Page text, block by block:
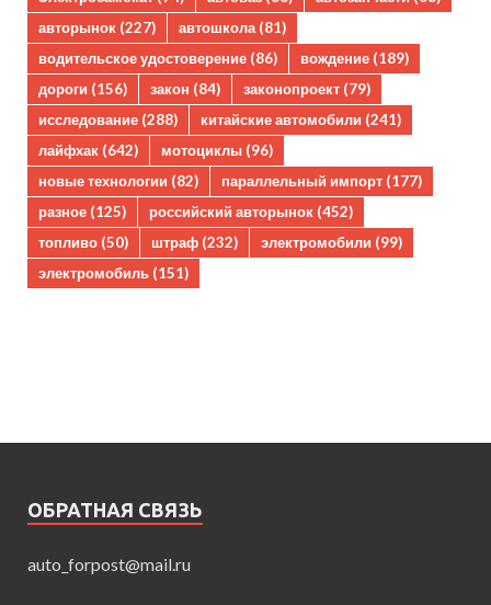
авторынок (227) автошкола(81)
водительское удостоверение (86) вождение (189)
дороги (156) закон (84) законопроект (79)
исследование (288) китайские автомобили (241)
лайфхак (642) мотоциклы (96)
новые технологии (82) параллельный импорт (177)
разное (125) российский авторынок (452)
топливо (50) штраф (232) электромобили (99)
электромобиль (151)
ОБРАТНАЯ СВЯЗЬ
auto_forpost@mail.ru